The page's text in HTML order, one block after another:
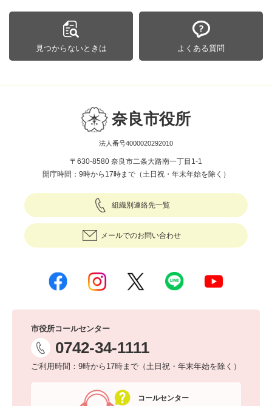
見つからないときは よくある質問
奈良市役所
法人番号4000020292010
〒630-8580 奈良市二条大路南一丁目1-1
開庁時間：9時から17時まで（土日祝・年末年始を除く）
組織別連絡先一覧
メールでのお問い合わせ
市役所コールセンター
0742-34-1111
ご利用時間：9時から17時まで（土日祝・年末年始を除く）
コールセンター